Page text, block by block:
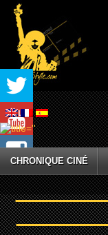
CHRONIQUE CINÉ